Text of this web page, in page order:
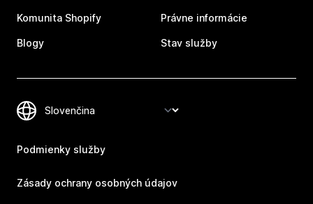
Komunita Shopify
Blogy
Právne informácie
Stav služby
Podmienky služby
Zásady ochrany osobných údajov